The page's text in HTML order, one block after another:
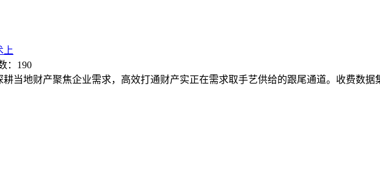
上
：190
当地财产聚焦企业需求，高效打通财产实正在需求取手艺供给的跟尾通道。收费数据